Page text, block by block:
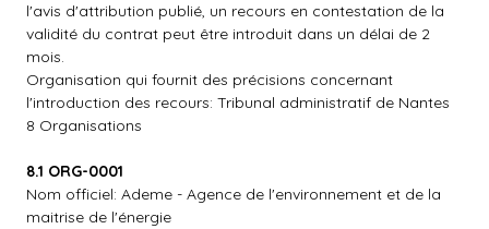
l'avis d'attribution publié, un recours en contestation de la
validité du contrat peut être introduit dans un délai de 2
mois.
Organisation qui fournit des précisions concernant
l'introduction des recours: Tribunal administratif de Nantes
8 Organisations
8.1 ORG-0001
Nom officiel: Ademe - Agence de l'environnement et de la
maitrise de l'énergie